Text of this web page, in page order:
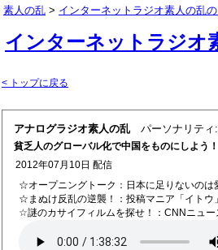
インターネットラジオ
< トップに戻る
アナログラジオ素人の乱 パーソナリティ
貧乏人のグローバル化で中国をものにしよう！
2012年07月10日 配信
☆オープニングトーク：日本に足りないのは
☆まぬけ反乱の逆襲！：投稿マニア「イトウ
☆謎のカサイフィルムを探せ！：CNNニュ
素人の乱 > インターネットラジオ素人の乱